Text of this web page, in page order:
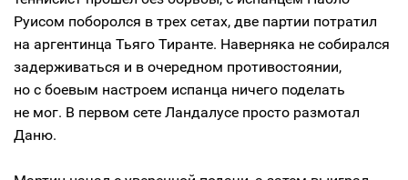
Руисом поборолся в трех сетах, две партии потратил
на аргентинца Тьяго Тиранте. Наверняка не собирался
задерживаться и в очередном противостоянии,
но с боевым настроем испанца ничего поделать
не мог. В первом сете Ландалусе просто размотал
Даню.